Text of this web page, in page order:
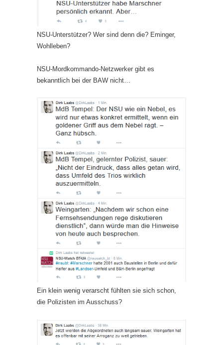
NSU-Unterstützer? Wer sind denn die? Eminger,
Wohlleben?
NSU-Mordkommando-Netzwerker gibt es
bekanntlich bei der BAW nicht…
Ein klein wenig verarscht fühlten sie sich schon,
die Polizisten im Ausschuss?